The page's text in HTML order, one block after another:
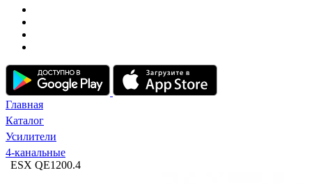
Главная
Каталог
Усилители
4-канальные
ESX QE1200.4